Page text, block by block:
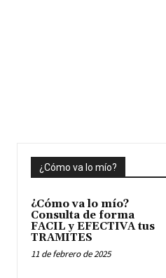
¿Cómo va lo mío?
¿Cómo va lo mío?
Consulta de forma
FACIL y EFECTIVA tus
TRAMITES
11 de febrero de 2025